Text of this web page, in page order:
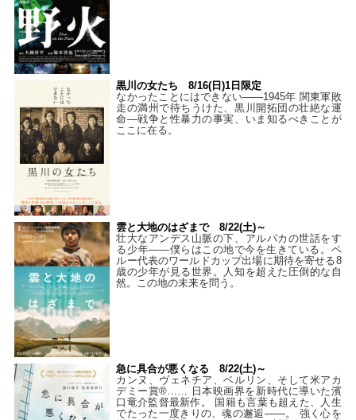
黒川の女たち 8/16(日)1日限定
なかったことにはできない——1945年 関東軍敗
走の満州で待ちうけた、黒川開拓団の壮絶な運
命―戦争と性暴力の事実、いま知るべきことが
ここに在る。
雲と大地のはざまで 8/22(土)～
壮大なアンデス山脈の下、アルパカの世話をす
る少年――僕らはこの地で今を生きている。ペ
ルー代表のワールドカップ出場に期待を寄せる8
歳の少年が見る世界。人知を超えた圧倒的な自
然。この地の未来を問う。
急に具合が悪くなる 8/22(土)～
カンヌ、ヴェネチア、ベルリン、そして米アカ
デミー賞®…… 日本映画界を新時代に導いた濱
口竜介監督最新作。 国籍も言葉も超えた、人生
でたった一度きりの、魂の邂逅――。 強く心を